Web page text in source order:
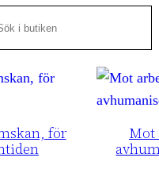
för
Mot